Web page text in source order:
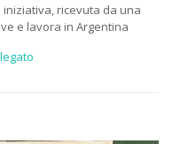
ricevuta da una
e lavora in Argentina